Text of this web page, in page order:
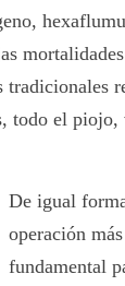
todo el
De igual
operación
fundamental